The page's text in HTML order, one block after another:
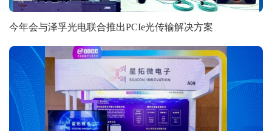
今年会与泽孚光电联合推出PCIe光传输解决方案